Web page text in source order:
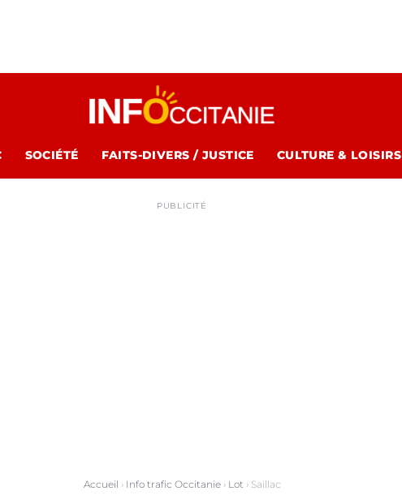
SOCIÉTÉ FAITS-DIVERS / JUSTICE CULTURE & LOISIRS
PUBLICITÉ
Accueil › Info trafic Occitanie› Lot › Saillac